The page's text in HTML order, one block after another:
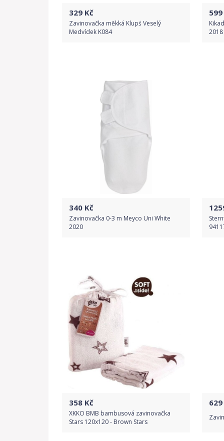
329 Kč
Zavinovačka měkká Klupś Veselý
Medvídek K084
Detail produktu
599
2018
340 Kč
Zavinovačka 0-3 m Meyco Uni White
2020
Detail produktu
358 Kč
XKKO BMB bambusová zavinovačka
Stars 120x120 - Brown Stars
629